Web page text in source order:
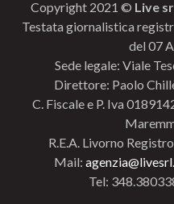
Copyright 2021 © Live
Testata giornalistica
del 07
Sede legale: Viale
Direttore: Paolo
C. Fiscale e P. Iva
R.E.A. Livorno
Mail:
Tel: